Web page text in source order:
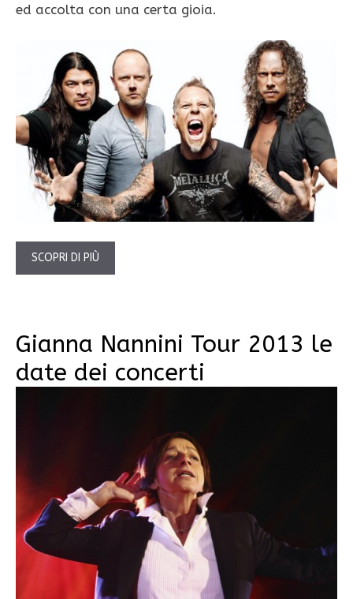
ed accolta con una certa gioia.
SCOPRI DI PIÙ
Gianna Nannini Tour 2013 le
date dei concerti